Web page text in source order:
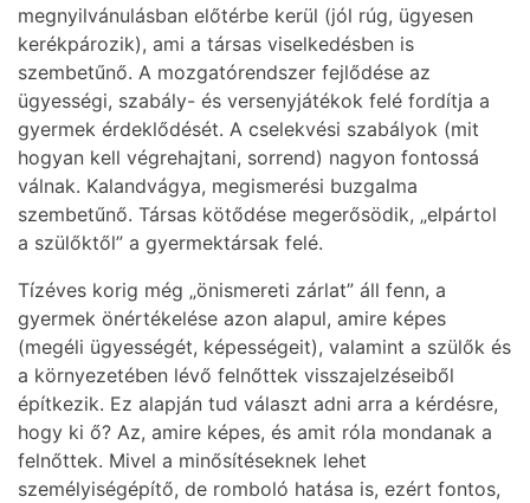
megnyilvánulásban előtérbe kerül (jól rúg, ügyesen
kerékpározik), ami a társas viselkedésben is
szembetűnő. A mozgatórendszer fejlődése az
ügyességi, szabály- és versenyjátékok felé fordítja a
gyermek érdeklődését. A cselekvési szabályok (mit
hogyan kell végrehajtani, sorrend) nagyon fontossá
válnak. Kalandvágya, megismerési buzgalma
szembetűnő. Társas kötődése megerősödik, „elpártol
a szülőktől” a gyermektársak felé.
Tízéves korig még „önismereti zárlat” áll fenn, a
gyermek önértékelése azon alapul, amire képes
(megéli ügyességét, képességeit), valamint a szülők és
a környezetében lévő felnőttek visszajelzéseiből
építkezik. Ez alapján tud választ adni arra a kérdésre,
hogy ki ő? Az, amire képes, és amit róla mondanak a
felnőttek. Mivel a minősítéseknek lehet
személyiségépítő, de romboló hatása is, ezért fontos,